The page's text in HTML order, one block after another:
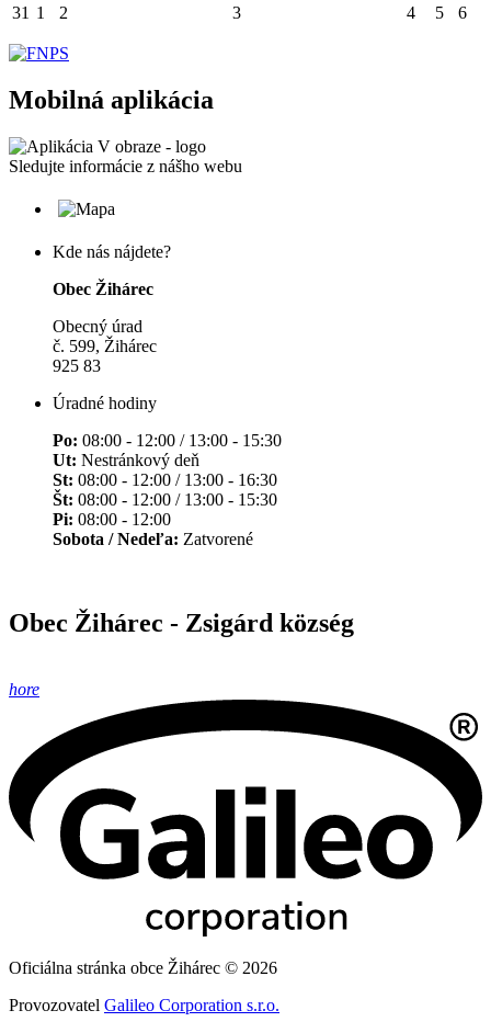
31 1 2 3 4 5 6
Mobilná aplikácia
Sledujte informácie z nášho webu
Kde nás nájdete?
Obec Žihárec
Obecný úrad
č. 599, Žihárec
925 83
Úradné hodiny
Po: 08:00 - 12:00 / 13:00 - 15:30
Ut: Nestránkový deň
St: 08:00 - 12:00 / 13:00 - 16:30
Št: 08:00 - 12:00 / 13:00 - 15:30
Pi: 08:00 - 12:00
Sobota / Nedeľa: Zatvorené
Obec Žihárec - Zsigárd község
hore
Oficiálna stránka obce Žihárec © 2026
Provozovatel Galileo Corporation s.r.o.